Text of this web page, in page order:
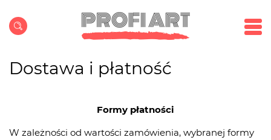
Dostawa i płatność
Formy płatności
W zależności od wartości zamówienia, wybranej formy